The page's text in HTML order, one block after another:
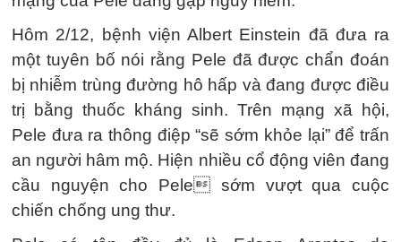
Hôm 2/12, bệnh viện Albert Einstein đã đưa ra
một tuyên bố nói rằng Pele đã được chẩn đoán
bị nhiễm trùng đường hô hấp và đang được điều
trị bằng thuốc kháng sinh. Trên mạng xã hội,
Pele đưa ra thông điệp “sẽ sớm khỏe lại” để trấn
an người hâm mộ. Hiện nhiều cổ động viên đang
cầu nguyện cho Pele sớm vượt qua cuộc
chiến chống ung thư.